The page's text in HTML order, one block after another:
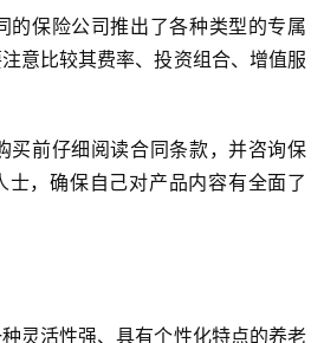
的保险公司推出了各种类型的专属
意比较其费率、投资组合、增值服
买前仔细阅读合同条款，并咨询保
士，确保自己对产品内容有全面了
灵活性强、具有个性化特点的养老